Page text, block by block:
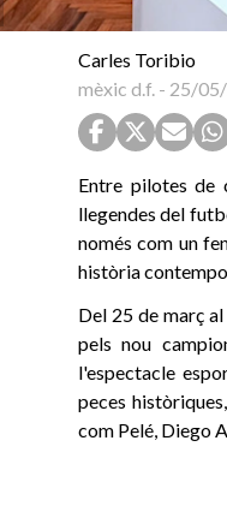
Carles Toribio
mèxic d.f.- 25/
Entre pilotes de
llegendes del
només com un
història
Del 25 de març
pels nou
l'espectacle
peces
com Pelé, Diego